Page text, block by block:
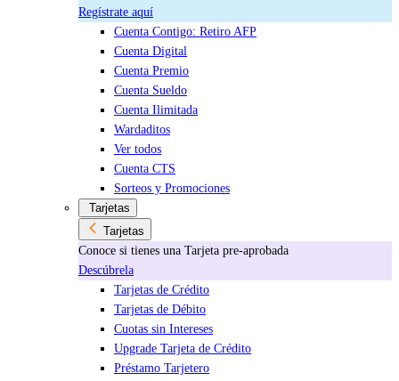
Regístrate aquí
Cuenta Contigo: Retiro AFP
Cuenta Digital
Cuenta Premio
Cuenta Sueldo
Cuenta Ilimitada
Wardaditos
Ver todos
Cuenta CTS
Sorteos y Promociones
Tarjetas
Tarjetas
Conoce si tienes una Tarjeta pre-aprobada
Descúbrela
Tarjetas de Crédito
Tarjetas de Débito
Cuotas sin Intereses
Upgrade Tarjeta de Crédito
Préstamo Tarjetero